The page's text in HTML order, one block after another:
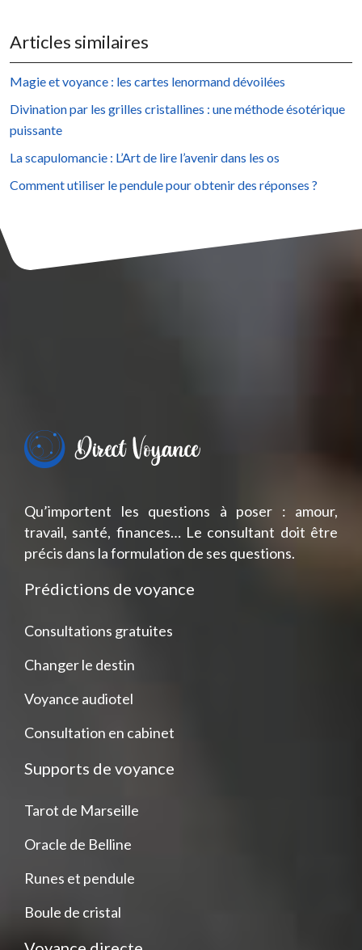
Articles similaires
Magie et voyance : les cartes lenormand dévoilées
Divination par les grilles cristallines : une méthode ésotérique
puissante
La scapulomancie : L’Art de lire l’avenir dans les os
Comment utiliser le pendule pour obtenir des réponses ?
Qu’importent les questions à poser : amour,
travail, santé, finances… Le consultant doit être
précis dans la formulation de ses questions.
Prédictions de voyance
Consultations gratuites
Changer le destin
Voyance audiotel
Consultation en cabinet
Supports de voyance
Tarot de Marseille
Oracle de Belline
Runes et pendule
Boule de cristal